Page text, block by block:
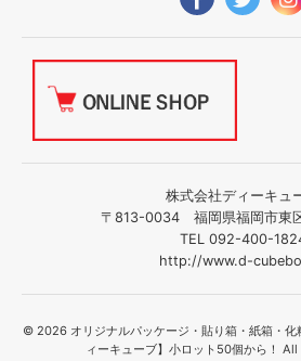
株式会社ディーキュ
〒813-0034 福岡県福岡市東
TEL 092-400-
http://www.d-
© 2026 オリジナルパッケージ・貼り箱・紙箱・化
ィーキューブ】小ロット50個から！